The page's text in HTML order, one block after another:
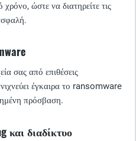
ώστε να διατηρείτε τις
σας από επιθέσεις
έγκαιρα το ransomware
πρόσβαση.
και διαδίκτυο